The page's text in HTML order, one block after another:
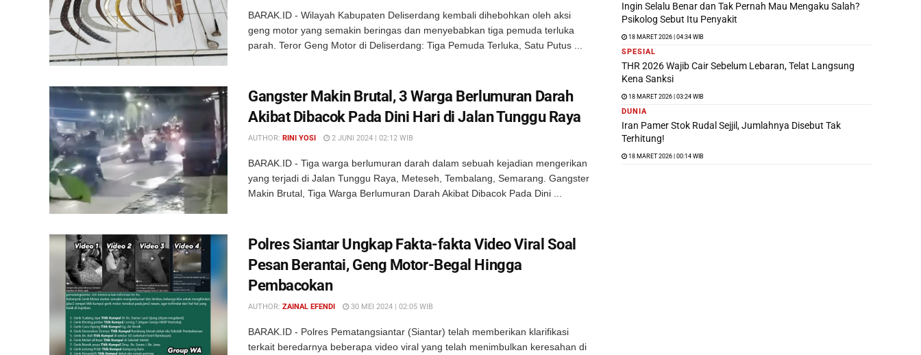
BARAK.ID - Wilayah Kabupaten Deliserdang kembali dihebohkan oleh aksi
geng motor yang semakin beringas dan menyebabkan tiga pemuda terluka
parah. Teror Geng Motor di Deliserdang: Tiga Pemuda Terluka, Satu Putus ...
Gangster Makin Brutal, 3 Warga Berlumuran Darah
Akibat Dibacok Pada Dini Hari di Jalan Tunggu Raya
AUTHOR: RINI YOSI 2 JUNI 2024 | 02:12 WIB
BARAK.ID - Tiga warga berlumuran darah dalam sebuah kejadian mengerikan
yang terjadi di Jalan Tunggu Raya, Meteseh, Tembalang, Semarang. Gangster
Makin Brutal, Tiga Warga Berlumuran Darah Akibat Dibacok Pada Dini ...
Polres Siantar Ungkap Fakta-fakta Video Viral Soal
Pesan Berantai, Geng Motor-Begal Hingga
Pembacokan
AUTHOR: ZAINAL EFENDI 30 MEI 2024 | 02:05 WIB
BARAK.ID - Polres Pematangsiantar (Siantar) telah memberikan klarifikasi
terkait beredarnya beberapa video viral yang telah menimbulkan keresahan di
Ingin Selalu Benar dan Tak Pernah Mau Mengaku Salah?
Psikolog Sebut Itu Penyakit
18 MARET 2026 | 04:34 WIB
SPESIAL
THR 2026 Wajib Cair Sebelum Lebaran, Telat Langsung
Kena Sanksi
18 MARET 2026 | 03:24 WIB
DUNIA
Iran Pamer Stok Rudal Sejjil, Jumlahnya Disebut Tak
Terhitung!
18 MARET 2026 | 00:14 WIB